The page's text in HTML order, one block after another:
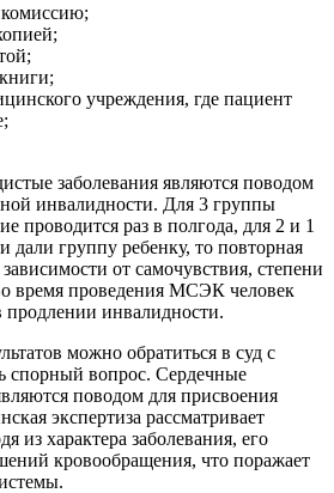
учреждения, где пациент
заболевания являются поводом
инвалидности. Для 3 группы
проводится раз в полгода, для 2 и 1
дали группу ребенку, то повторная
от самочувствия, степени
время проведения МСЭК человек
продлении инвалидности.
можно обратиться в суд с
спорный вопрос. Сердечные
поводом для присвоения
экспертиза рассматривает
из характера заболевания, его
кровообращения, что поражает